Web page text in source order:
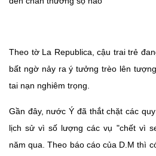
Theo tờ La Republica, cậu trai trẻ
bất ngờ nảy ra ý tưởng trèo lên
tai nạn nghiêm trọng.
Gần đây, nước Ý đã thắt chặt các
lịch sử vì số lượng các vụ "chết vì
năm qua. Theo báo cáo của D.M thì